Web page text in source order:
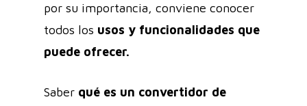
por su importancia, conviene conocer
todos los usos y funcionalidades que
puede ofrecer.
Saber qué es un convertidor de